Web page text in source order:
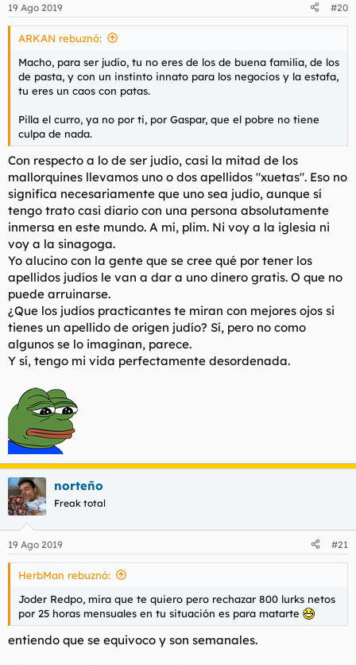
e
s
19 Ago 2019 #20
ARKAN rebuznó:
Macho, para ser judio, tu no eres de los de buena familia, de los
de pasta, y con un instinto innato para los negocios y la estafa,
tu eres un caos con patas.
Pilla el curro, ya no por ti, por Gaspar, que el pobre no tiene
culpa de nada.
Con respecto a lo de ser judío, casi la mitad de los
mallorquines llevamos uno o dos apellidos "xuetas". Eso no
significa necesariamente que uno sea judío, aunque sí
tengo trato casi diario con una persona absolutamente
inmersa en este mundo. A mí, plim. Ni voy a la iglesia ni
voy a la sinagoga.
Yo alucino con la gente que se cree qué por tener los
apellidos judíos le van a dar a uno dinero gratis. O que no
puede arruinarse.
¿Que los judíos practicantes te miran con mejores ojos si
tienes un apellido de origen judío? Sí, pero no como
algunos se lo imaginan, parece.
Y sí, tengo mi vida perfectamente desordenada.
norteño
Freak total
19 Ago 2019 #21
HerbMan rebuznó:
Joder Redpo, mira que te quiero pero rechazar 800 lurks netos
por 25 horas mensuales en tu situación es para matarte
entiendo que se equivoco y son semanales.